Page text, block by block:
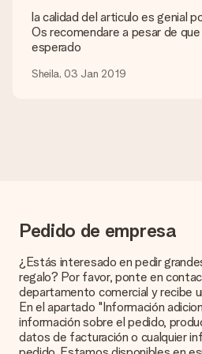
diferente que te gustaría usar?
nuestro servicio de atención al
encantados de ayudarte para que
deseas!
¿Estás buscando un regalo
Al hacer clic en 'Tarjeta gratis' en la
puedes agregar la tarjeta gratuita a
un mensaje personal en esta
sepa exactamente a quién
sorpresa.
¿Está envuelto mi regalo?
Actualmente, no tenemos (aún) un
regalos para envolver tu presente.
la calidad del articulo es genial
Os recomendare a pesar de
esperado
Sheila, 03 Jan 2019
Pedido de empresa
¿Estás interesado en pedir
regalo? Por favor, ponte en
departamento comercial y recibe
En el apartado "Información
información sobre el pedido,
datos de facturación o cualquier